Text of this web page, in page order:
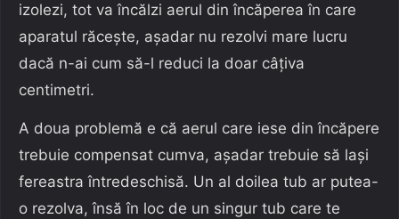
izolezi, tot va încălzi aerul din încăperea în care
aparatul răcește, așadar nu rezolvi mare lucru
dacă n-ai cum să-l reduci la doar câțiva
centimetri.
A doua problemă e că aerul care iese din încăpere
trebuie compensat cumva, așadar trebuie să lași
fereastra întredeschisă. Un al doilea tub ar putea-
o rezolva, însă în loc de un singur tub care te